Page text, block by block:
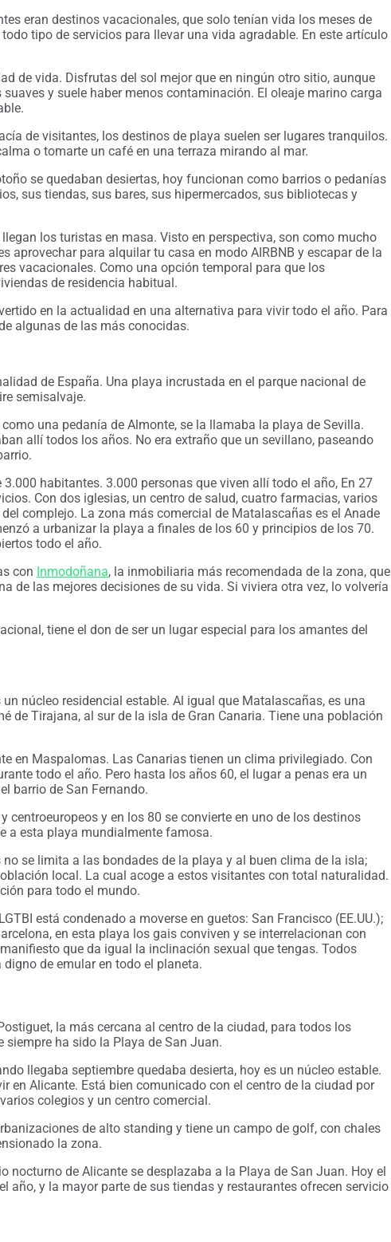
eran destinos vacacionales, que solo tenían vida los meses de
tipo de servicios para llevar una vida agradable. En este artículo
de vida. Disfrutas del sol mejor que en ningún otro sitio, aunque
y suele haber menos contaminación. El oleaje marino carga
de visitantes, los destinos de playa suelen ser lugares tranquilos.
o tomarte un café en una terraza mirando al mar.
se quedaban desiertas, hoy funcionan como barrios o pedanías
sus tiendas, sus bares, sus hipermercados, sus bibliotecas y
los turistas en masa. Visto en perspectiva, son como mucho
aprovechar para alquilar tu casa en modo AIRBNB y escapar de la
vacacionales. Como una opción temporal para que los
de residencia habitual.
en la actualidad en una alternativa para vivir todo el año. Para
algunas de las más conocidas.
de España. Una playa incrustada en el parque nacional de
semisalvaje.
una pedanía de Almonte, se la llamaba la playa de Sevilla.
allí todos los años. No era extraño que un sevillano, paseando
habitantes. 3.000 personas que viven allí todo el año, En 27
Con dos iglesias, un centro de salud, cuatro farmacias, varios
complejo. La zona más comercial de Matalascañas es el Anade
a urbanizar la playa a finales de los 60 y principios de los 70.
todo el año.
con Inmodoñana, la inmobiliaria más recomendada de la zona, que
de las mejores decisiones de su vida. Si viviera otra vez, lo volvería
tiene el don de ser un lugar especial para los amantes del
núcleo residencial estable. Al igual que Matalascañas, es una
de Tirajana, al sur de la isla de Gran Canaria. Tiene una población
en Maspalomas. Las Canarias tienen un clima privilegiado. Con
todo el año. Pero hasta los años 60, el lugar a penas era un
barrio de San Fernando.
centroeuropeos y en los 80 se convierte en uno de los destinos
a esta playa mundialmente famosa.
se limita a las bondades de la playa y al buen clima de la isla;
local. La cual acoge a estos visitantes con total naturalidad.
para todo el mundo.
está condenado a moverse en guetos: San Francisco (EE.UU.);
en esta playa los gais conviven y se interrelacionan con
que da igual la inclinación sexual que tengas. Todos
de emular en todo el planeta.
la más cercana al centro de la ciudad, para todos los
ha sido la Playa de San Juan.
llegaba septiembre quedaba desierta, hoy es un núcleo estable.
en Alicante. Está bien comunicado con el centro de la ciudad por
colegios y un centro comercial.
de alto standing y tiene un campo de golf, con chales
la zona.
nocturno de Alicante se desplazaba a la Playa de San Juan. Hoy el
año, y la mayor parte de sus tiendas y restaurantes ofrecen servicio